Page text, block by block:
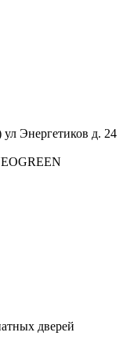
Энергетиков д. 24
дверей